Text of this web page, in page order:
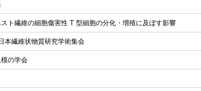
スト繊維の細胞傷害性 T 型細胞の分化・増殖に及ぼす影響
本繊維状物質研究学術集会
の学会